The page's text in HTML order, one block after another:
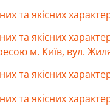
та якісних
та якісних
м. Київ, вул.
та якісних
та якісних